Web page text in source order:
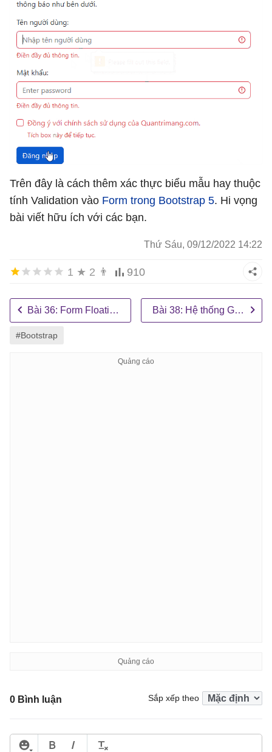
<input type
< div
<div class
Điền đầy đủ
</div>
<div
<input
"checkbox"
<label class
<div class="valid-feedback">Hợp lệ.
<div class=
</div
form
Trên đây là cách thêm xác thực biểu mẫu hay thuộc
tính Validation vào Form trong Bootstrap 5. Hi vọng
bài viết hữu ích với các bạn.
Thứ Sáu, 09/12/2022 14:22
1 ★ 2 👨 910
Bài 36: Form Floating Label trong Bootstrap 5 Bài 38: Hệ thống Grid từ xếp chồng tới nằm ngang trong Bootstrap 5
#Bootstrap
0 Bình luận Sắp xếp theo